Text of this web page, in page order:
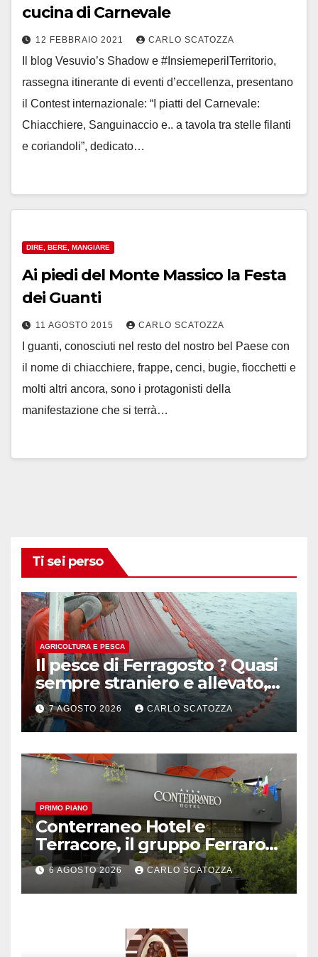
cucina di Carnevale
12 FEBBRAIO 2021 CARLO SCATOZZA
Il blog Vesuvio’s Shadow e #InsiemeperilTerritorio,
rassegna itinerante di eventi d’eccellenza, presentano
il Contest internazionale: “I piatti del Carnevale:
Chiacchiere, Sanguinaccio e.. a tavola tra stelle filanti
e coriandoli”, dedicato…
DIRE, BERE, MANGIARE
Ai piedi del Monte Massico la Festa
dei Guanti
11 AGOSTO 2015 CARLO SCATOZZA
I guanti, conosciuti nel resto del nostro bel Paese con
il nome di chiacchiere, frappe, cenci, bugie, fiocchetti e
molti altri ancora, sono i protagonisti della
manifestazione che si terrà…
Ti sei perso
AGRICOLTURA E PESCA
Il pesce di Ferragosto ? Quasi
sempre straniero e allevato,
in sofferenza
7 AGOSTO 2026 CARLO SCATOZZA
PRIMO PIANO
Conterraneo Hotel e
Terracore, il gruppo Ferraro
amplia l’ ospitalità e il gusto
alle porte di Caserta
6 AGOSTO 2026 CARLO SCATOZZA